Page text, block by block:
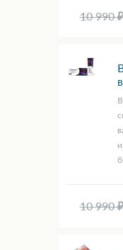
10 990 ₽
10 990 ₽